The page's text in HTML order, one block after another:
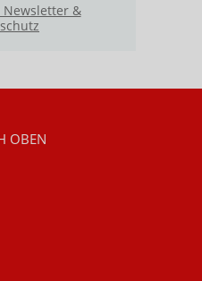
&
OBEN